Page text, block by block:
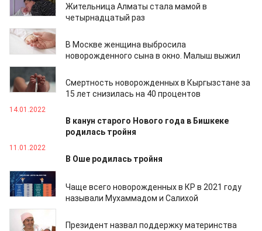
Жительница Алматы стала мамой в
четырнадцатый раз
15.02.2022
В Москве женщина выбросила
новорожденного сына в окно. Малыш выжил
27.01.2022
Смертность новорожденных в Кыргызстане за
15 лет снизилась на 40 процентов
14.01.2022
В канун старого Нового года в Бишкеке
родилась тройня
11.01.2022
В Оше родилась тройня
19.12.2021
Чаще всего новорожденных в КР в 2021 году
называли Мухаммадом и Салихой
07.11.2021
Президент назвал поддержку материнства